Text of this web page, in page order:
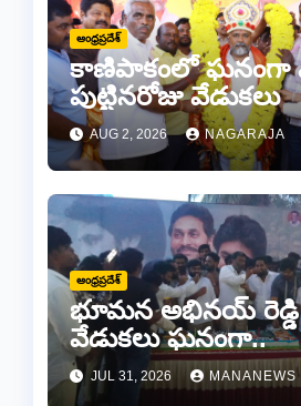
ఆంధ్రప్రదేశ్
కాణిపాకంలో ఘనంగా
పుట్టినరోజు వేడుకలు
AUG 2, 2026 NAGARAJA
ఆంధ్రప్రదేశ్
భూమన అభినయ్ రెడ్డి
వేడుకలు ఘనంగా..
JUL 31, 2026 MANANEWS